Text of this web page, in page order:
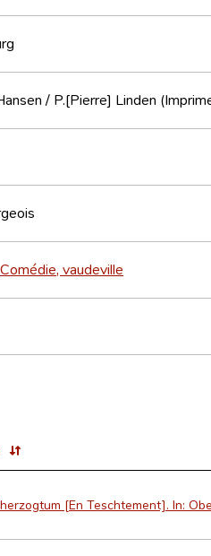
/ P.[Pierre] Linden
Comédie, vaudeville
[En Teschtement]. In: